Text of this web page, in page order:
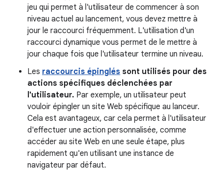
jeu qui permet à l'utilisateur de commencer à son
niveau actuel au lancement, vous devez mettre à
jour le raccourci fréquemment. L'utilisation d'un
raccourci dynamique vous permet de le mettre à
jour chaque fois que l'utilisateur termine un niveau.
Les raccourcis épinglés sont utilisés pour des
actions spécifiques déclenchées par
l'utilisateur. Par exemple, un utilisateur peut
vouloir épingler un site Web spécifique au lanceur.
Cela est avantageux, car cela permet à l'utilisateur
d'effectuer une action personnalisée, comme
accéder au site Web en une seule étape, plus
rapidement qu'en utilisant une instance de
navigateur par défaut.